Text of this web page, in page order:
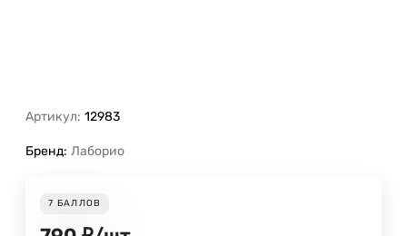
Артикул: 12983
Бренд: Лаборио
7 БАЛЛОВ